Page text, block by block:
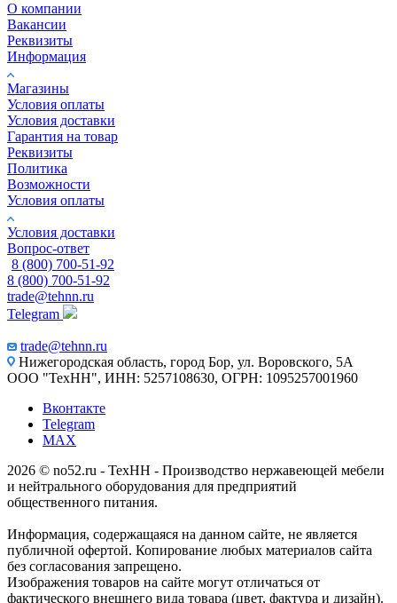
О компании
Вакансии
Реквизиты
Информация
Магазины
Условия оплаты
Условия доставки
Гарантия на товар
Реквизиты
Политика
Возможности
Условия оплаты
Условия доставки
Вопрос-ответ
8 (800) 700-51-92
8 (800) 700-51-92
trade@tehnn.ru
Telegram
trade@tehnn.ru
Нижегородская область, город Бор, ул. Воровского, 5А
ООО "ТехНН", ИНН: 5257108630, ОГРН: 1095257001960
Вконтакте
Telegram
MAX
2026 © no52.ru - ТехНН - Производство нержавеющей мебели
и нейтрального оборудования для предприятий
общественного питания.
Информация, содержащаяся на данном сайте, не является
публичной офертой. Копирование любых материалов сайта
без согласования запрещено.
Изображения товаров на сайте могут отличаться от
фактического внешнего вида товара (цвет, фактура и дизайн).